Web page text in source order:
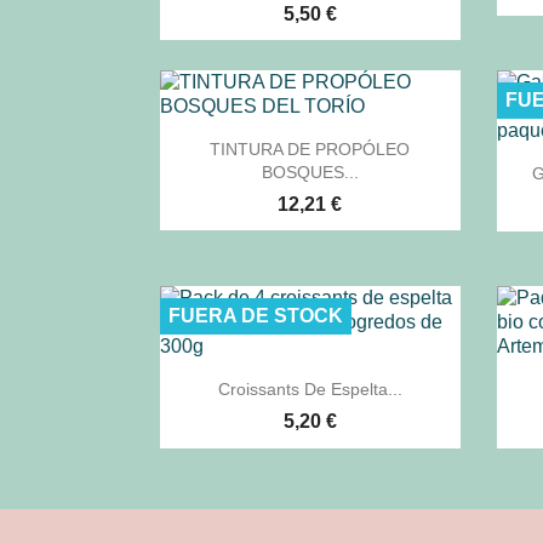
5,50 €
 Vista rápida
TINTURA DE PROPÓLEO
BOSQUES...
12,21 €
 Vista rápida
Croissants De Espelta...
5,20 €
FUERA DE STOCK